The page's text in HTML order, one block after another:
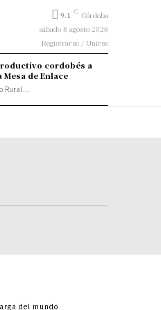
9.1 C Córdoba
sábado 8 agosto 2026
Registrarse / Unirse
cordobés a
de Enlace
Rural...
del mundo